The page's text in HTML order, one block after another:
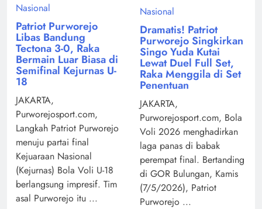
Nasional
Patriot Purworejo
Libas Bandung
Tectona 3-0, Raka
Bermain Luar Biasa di
Semifinal Kejurnas U-
18
JAKARTA,
Purworejosport.com,
Langkah Patriot Purworejo
menuju partai final
Kejuaraan Nasional
(Kejurnas) Bola Voli U-18
berlangsung impresif. Tim
asal Purworejo itu ...
Nasional
Dramatis! Patriot
Purworejo Singkirkan
Singo Yuda Kutai
Lewat Duel Full Set,
Raka Menggila di Set
Penentuan
JAKARTA,
Purworejosport.com, Bola
Voli 2026 menghadirkan
laga panas di babak
perempat final. Bertanding
di GOR Bulungan, Kamis
(7/5/2026), Patriot
Purworejo ...